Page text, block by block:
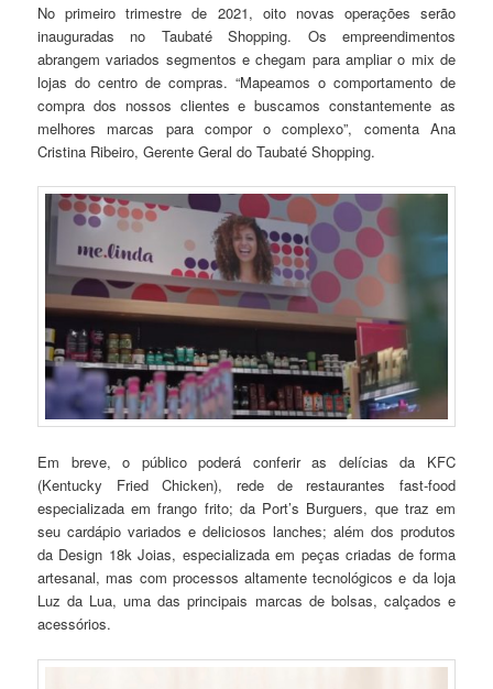
No primeiro trimestre de 2021, oito novas operações serão
inauguradas no Taubaté Shopping. Os empreendimentos
abrangem variados segmentos e chegam para ampliar o mix de
lojas do centro de compras. “Mapeamos o comportamento de
compra dos nossos clientes e buscamos constantemente as
melhores marcas para compor o complexo”, comenta Ana
Cristina Ribeiro, Gerente Geral do Taubaté Shopping.
Em breve, o público poderá conferir as delícias da KFC
(Kentucky Fried Chicken), rede de restaurantes fast-food
especializada em frango frito; da Port’s Burguers, que traz em
seu cardápio variados e deliciosos lanches; além dos produtos
da Design 18k Joias, especializada em peças criadas de forma
artesanal, mas com processos altamente tecnológicos e da loja
Luz da Lua, uma das principais marcas de bolsas, calçados e
acessórios.